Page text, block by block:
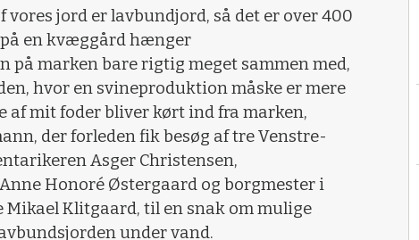
vores jord er lavbundjord, så det er over 400
en kvæggård hænger
på marken bare rigtig meget sammen med,
hvor en svineproduktion måske er mere
af mit foder bliver kørt ind fra marken,
der forleden fik besøg af tre Venstre-
Asger Christensen,
Honoré Østergaard og borgmester i
Mikael Klitgaard, til en snak om mulige
under vand.